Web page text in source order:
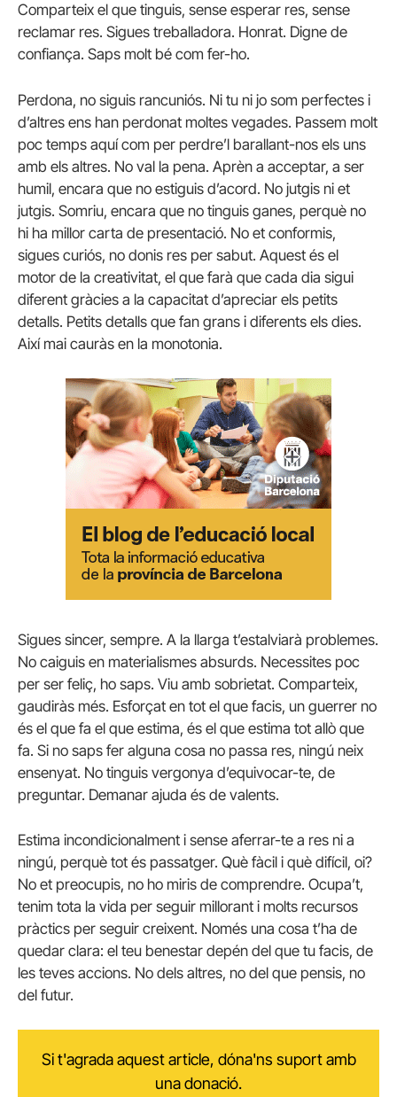
Comparteix el que tinguis, sense esperar res, sense
reclamar res. Sigues treballadora. Honrat. Digne de
confiança. Saps molt bé com fer-ho.
Perdona, no siguis rancuniós. Ni tu ni jo som perfectes i
d’altres ens han perdonat moltes vegades. Passem molt
poc temps aquí com per perdre’l barallant-nos els uns
amb els altres. No val la pena. Aprèn a acceptar, a ser
humil, encara que no estiguis d’acord. No jutgis ni et
jutgis. Somriu, encara que no tinguis ganes, perquè no
hi ha millor carta de presentació. No et conformis,
sigues curiós, no donis res per sabut. Aquest és el
motor de la creativitat, el que farà que cada dia sigui
diferent gràcies a la capacitat d’apreciar els petits
detalls. Petits detalls que fan grans i diferents els dies.
Així mai cauràs en la monotonia.
Sigues sincer, sempre. A la llarga t’estalviarà problemes.
No caiguis en materialismes absurds. Necessites poc
per ser feliç, ho saps. Viu amb sobrietat. Comparteix,
gaudiràs més. Esforçat en tot el que facis, un guerrer no
és el que fa el que estima, és el que estima tot allò que
fa. Si no saps fer alguna cosa no passa res, ningú neix
ensenyat. No tinguis vergonya d’equivocar-te, de
preguntar. Demanar ajuda és de valents.
Estima incondicionalment i sense aferrar-te a res ni a
ningú, perquè tot és passatger. Què fàcil i què difícil, oi?
No et preocupis, no ho miris de comprendre. Ocupa’t,
tenim tota la vida per seguir millorant i molts recursos
pràctics per seguir creixent. Només una cosa t’ha de
quedar clara: el teu benestar depén del que tu facis, de
les teves accions. No dels altres, no del que pensis, no
del futur.
Si t'agrada aquest article, dóna'ns suport amb
una donació.